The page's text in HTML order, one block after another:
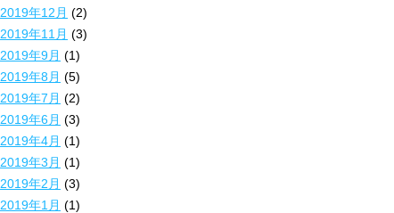
2019年12月 (2)
2019年11月 (3)
2019年9月 (1)
2019年8月 (5)
2019年7月 (2)
2019年6月 (3)
2019年4月 (1)
2019年3月 (1)
2019年2月 (3)
2019年1月 (1)